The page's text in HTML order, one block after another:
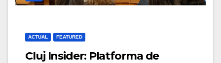
ACTUAL FEATURED
Cluj Insider: Platforma de